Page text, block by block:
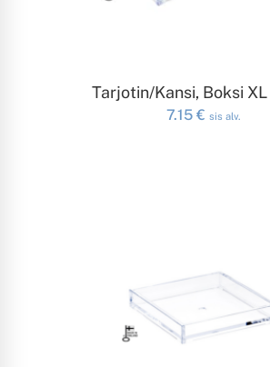
LISÄÄ
Tarjotin/Kansi, Boksi
7.15 € sis alv.